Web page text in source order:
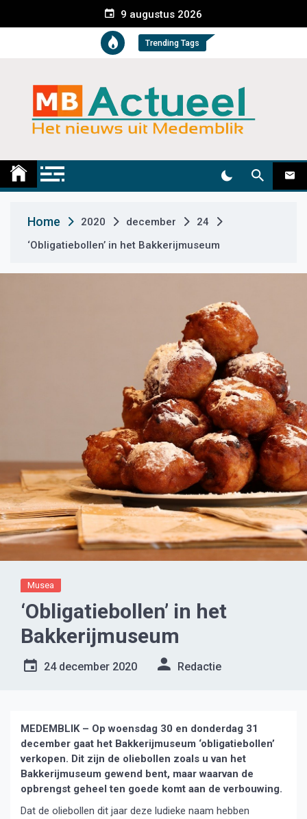
e
t
9 augustus 2026
Trending Tags
Medemblik Actueel
Home 2020 december
24
‘Obligatiebollen’ in het Bakkerijmuseum
Musea
‘Obligatiebollen’ in het
Bakkerijmuseum
24 december 2020 Redactie
MEDEMBLIK – Op woensdag 30 en donderdag 31
december gaat het Bakkerijmuseum ‘obligatiebollen’
verkopen. Dit zijn de oliebollen zoals u van het
Bakkerijmuseum gewend bent, maar waarvan de
opbrengst geheel ten goede komt aan de verbouwing.
Dat de oliebollen dit jaar deze ludieke naam hebben